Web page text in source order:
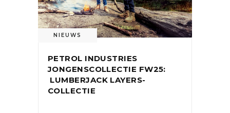
NIEUWS
PETROL INDUSTRIES
JONGENSCOLLECTIE FW25:
LUMBERJACK LAYERS-
COLLECTIE